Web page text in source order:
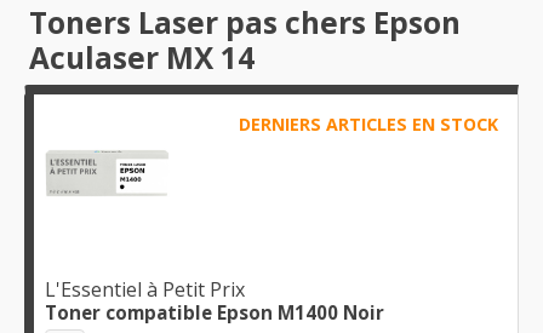
Toners Laser pas chers Epson
Aculaser MX 14
DERNIERS ARTICLES EN STOCK
L'Essentiel à Petit Prix
Toner compatible Epson M1400 Noir